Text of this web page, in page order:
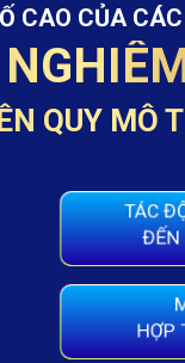
CAO CỦA CÁC
QUY MÔ
TÁC
ĐẾN
HỢP